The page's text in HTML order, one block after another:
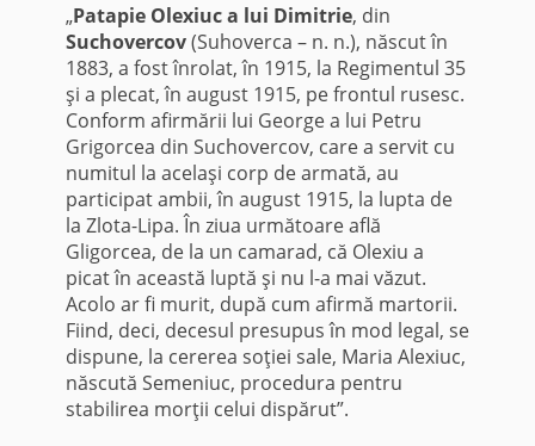
„Patapie Olexiuc a lui Dimitrie, din
Suchovercov(Suhoverca – n. n.), născut în
1883, a fost înrolat, în 1915, la Regimentul 35
şi a plecat, în august 1915, pe frontul rusesc.
Conform afirmării lui George a lui Petru
Grigorcea din Suchovercov, care a servit cu
numitul la acelaşi corp de armată, au
participat ambii, în august 1915, la lupta de
la Zlota-Lipa. În ziua următoare află
Gligorcea, de la un camarad, că Olexiu a
picat în această luptă şi nu l-a mai văzut.
Acolo ar fi murit, după cum afirmă martorii.
Fiind, deci, decesul presupus în mod legal, se
dispune, la cererea soţiei sale, Maria Alexiuc,
născută Semeniuc, procedura pentru
stabilirea morţii celui dispărut”.